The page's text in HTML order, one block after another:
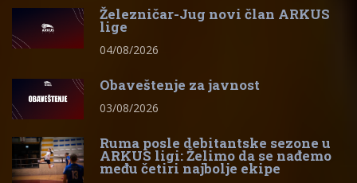
Železničar-Jug novi član ARKUS
lige
04/08/2026
Obaveštenje za javnost
03/08/2026
Ruma posle debitantske sezone u
ARKUS ligi: Želimo da se nađemo
među četiri najbolje ekipe